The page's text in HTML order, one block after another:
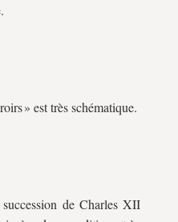
» est très schématique.
de Charles XII